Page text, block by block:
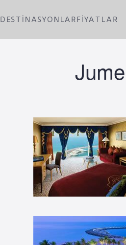
DESTİNASYONLARFİYATLAR